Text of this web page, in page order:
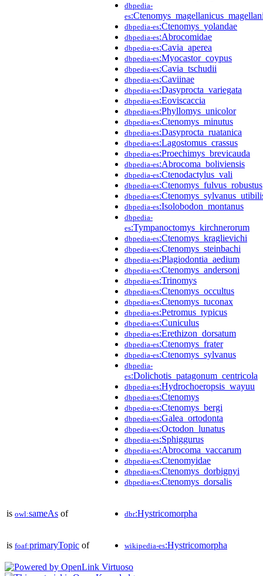
dbpedia-
es
dbpedia-es:Ctenomys_yolandae
dbpedia-es:Abrocomidae
dbpedia-es:Cavia_aperea
dbpedia-es:Myocastor_coypus
dbpedia-es:Cavia_tschudii
dbpedia-es:Caviinae
dbpedia-es:Dasyprocta_variegata
dbpedia-es:Eoviscaccia
dbpedia-es:Phyllomys_unicolor
dbpedia-es:Ctenomys_minutus
dbpedia-es:Dasyprocta_ruatanica
dbpedia-es:Lagostomus_crassus
dbpedia-es:Proechimys_brevicauda
dbpedia-es:Abrocoma_boliviensis
dbpedia-es:Ctenodactylus_vali
dbpedia-es:Ctenomys_fulvus_robustus
dbpedia-es
dbpedia-es:Isolobodon_montanus
dbpedia-
es:Tympanoctomys_kirchnerorum
dbpedia-es:Ctenomys_kraglievichi
dbpedia-es:Ctenomys_steinbachi
dbpedia-es:Plagiodontia_aedium
dbpedia-es:Ctenomys_andersoni
dbpedia-es:Trinomys
dbpedia-es:Ctenomys_occultus
dbpedia-es:Ctenomys_tuconax
dbpedia-es:Petromus_typicus
dbpedia-es:Cuniculus
dbpedia-es:Erethizon_dorsatum
dbpedia-es:Ctenomys_frater
dbpedia-es:Ctenomys_sylvanus
dbpedia-
es:Dolichotis_patagonum_centricola
dbpedia-es:Hydrochoeropsis_wayuu
dbpedia-es:Ctenomys
dbpedia-es:Ctenomys_bergi
dbpedia-es:Galea_ortodonta
dbpedia-es:Octodon_lunatus
dbpedia-es:Sphiggurus
dbpedia-es:Abrocoma_vaccarum
dbpedia-es:Ctenomyidae
dbpedia-es:Ctenomys_dorbignyi
dbpedia-es:Ctenomys_dorsalis
is owl:sameAs of dbr:Hystricomorpha
is foaf:primaryTopic of wikipedia-es:Hystricomorpha